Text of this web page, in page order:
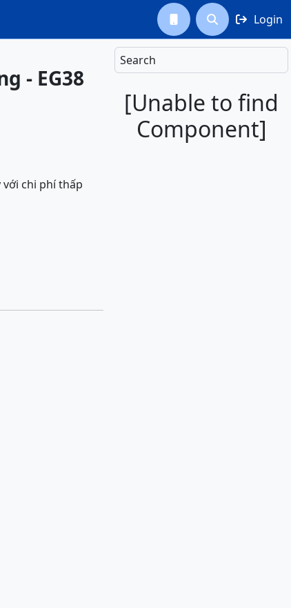
  Login
Search
[Unable to find
Component]
- EG38
chi phí thấp